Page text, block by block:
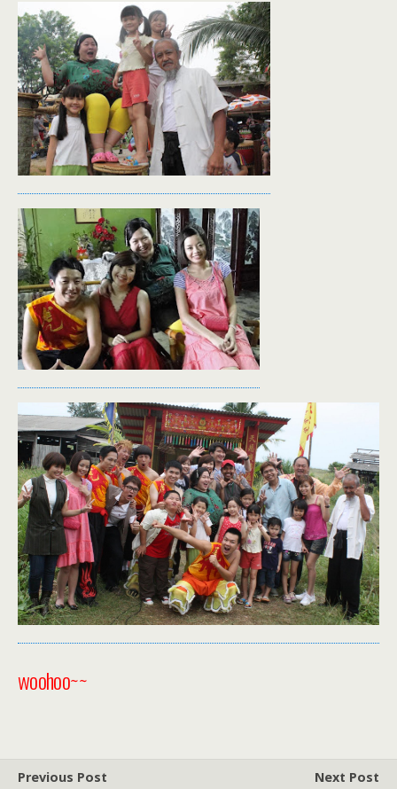
woohoo~~
Previous Post
Next Post